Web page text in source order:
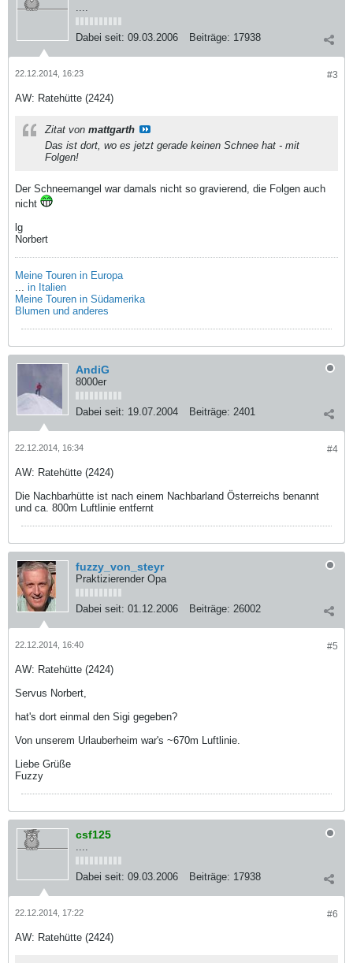
....
Dabei seit: 09.03.2006 Beiträge: 17938
#3
22.12.2014, 16:23
AW: Ratehütte (2424)
Zitat von mattgarth
Das ist dort, wo es jetzt gerade keinen Schnee hat - mit
Folgen!
Der Schneemangel war damals nicht so gravierend, die Folgen auch
nicht
lg
Norbert
Meine Touren in Europa
... in Italien
Meine Touren in Südamerika
Blumen und anderes
AndiG
8000er
Dabei seit: 19.07.2004 Beiträge: 2401
#4
22.12.2014, 16:34
AW: Ratehütte (2424)
Die Nachbarhütte ist nach einem Nachbarland Österreichs benannt
und ca. 800m Luftlinie entfernt
fuzzy_von_steyr
Praktizierender Opa
Dabei seit: 01.12.2006 Beiträge: 26002
#5
22.12.2014, 16:40
AW: Ratehütte (2424)
Servus Norbert,
hat's dort einmal den Sigi gegeben?
Von unserem Urlauberheim war's ~670m Luftlinie.
Liebe Grüße
Fuzzy
csf125
....
Dabei seit: 09.03.2006 Beiträge: 17938
#6
22.12.2014, 17:22
AW: Ratehütte (2424)